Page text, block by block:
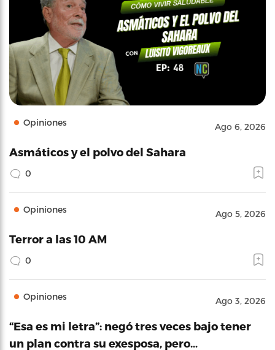
Opiniones Ago 6, 2026
Asmáticos y el polvo del Sahara
0
Opiniones Ago 5, 2026
Terror a las 10 AM
0
Opiniones Ago 3, 2026
“Esa es mi letra”: negó tres veces bajo tener
un plan contra su exesposa, pero…